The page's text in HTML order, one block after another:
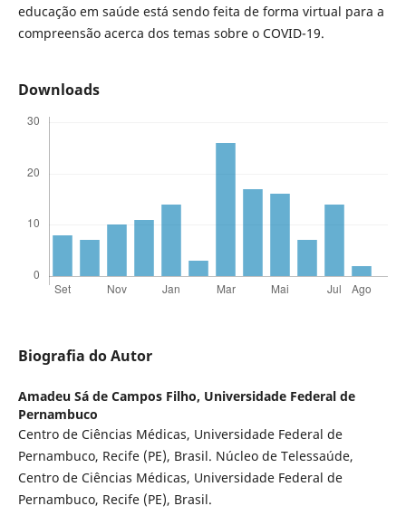
educação em saúde está sendo feita de forma virtual para a
compreensão acerca dos temas sobre o COVID-19.
Downloads
Biografia do Autor
Amadeu Sá de Campos Filho, Universidade Federal de
Pernambuco
Centro de Ciências Médicas, Universidade Federal de
Pernambuco, Recife (PE), Brasil. Núcleo de Telessaúde,
Centro de Ciências Médicas, Universidade Federal de
Pernambuco, Recife (PE), Brasil.